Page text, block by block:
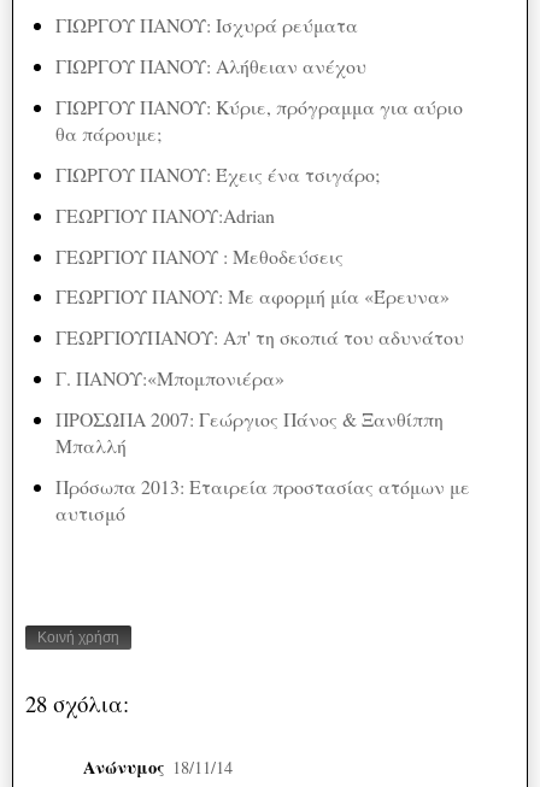
ΓΙΩΡΓΟΥ ΠΑΝΟΥ: Ισχυρά ρεύματα
ΓΙΩΡΓΟΥ ΠΑΝΟΥ: Αλήθειαν ανέχου
ΓΙΩΡΓΟΥ ΠΑΝΟΥ: Κύριε, πρόγραμμα για αύριο
θα πάρουμε;
ΓΙΩΡΓΟΥ ΠΑΝΟΥ: Έχεις ένα τσιγάρο;
ΓΕΩΡΓΙΟΥ ΠΑΝΟΥ:Adrian
ΓΕΩΡΓΙΟΥ ΠΑΝΟΥ : Μεθοδεύσεις
ΓΕΩΡΓΙΟΥ ΠΑΝΟΥ: Με αφορμή μία «Έρευνα»
ΓΕΩΡΓΙΟΥΠΑΝΟΥ: Απ' τη σκοπιά του αδυνάτου
Γ. ΠΑΝΟΥ:«Μπομπονιέρα»
ΠΡΟΣΩΠΑ 2007: Γεώργιος Πάνος & Ξανθίππη
Μπαλλή
Πρόσωπα 2013: Εταιρεία προστασίας ατόμων με
αυτισμό
Κοινή χρήση
28 σχόλια:
Ανώνυμος 18/11/14